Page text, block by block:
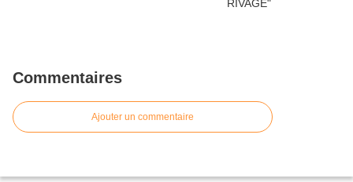
Commentaires
Ajouter un commentaire